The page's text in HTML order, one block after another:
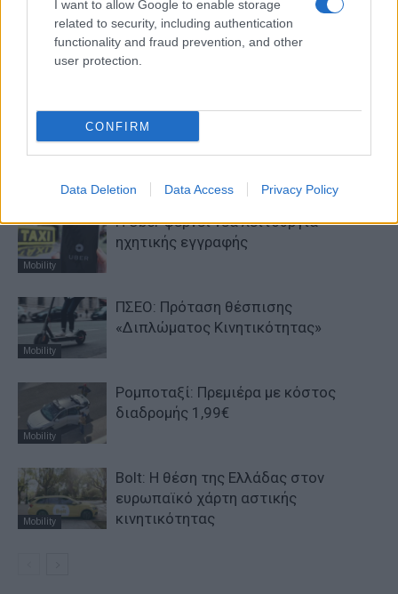
I want to allow Google to enable storage
related to security, including authentication
functionality and fraud prevention, and other
user protection.
CONFIRM
Data Deletion Data Access Privacy Policy
Το Πολυτεχνείο Κρήτης δημιούργησε
εφαρμογή διαμοιρασμού διαδρομών
ΔΕΗ blue – Visa: Eπιβράβευση έως
18€ τον μήνα για τη φόρτιση EV
Mobility
H Uber φέρνει νέα λειτουργία
ηχητικής εγγραφής
Mobility
ΠΣΕΟ: Πρόταση θέσπισης
«Διπλώματος Κινητικότητας»
Mobility
Ρομποταξί: Πρεμιέρα με κόστος
διαδρομής 1,99€
Mobility
Bolt: Η θέση της Ελλάδας στον
ευρωπαϊκό χάρτη αστικής
κινητικότητας